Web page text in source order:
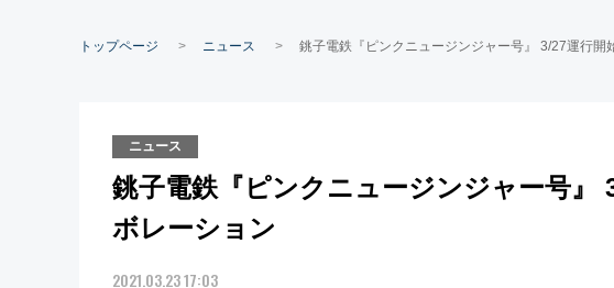
トップページ ニュース 銚子電鉄『ピンクニュージンジャー号』 3/27運行
ニュース
銚子電鉄『ピンクニュージンジャー号
ボレーション
2021.03.23 17:03